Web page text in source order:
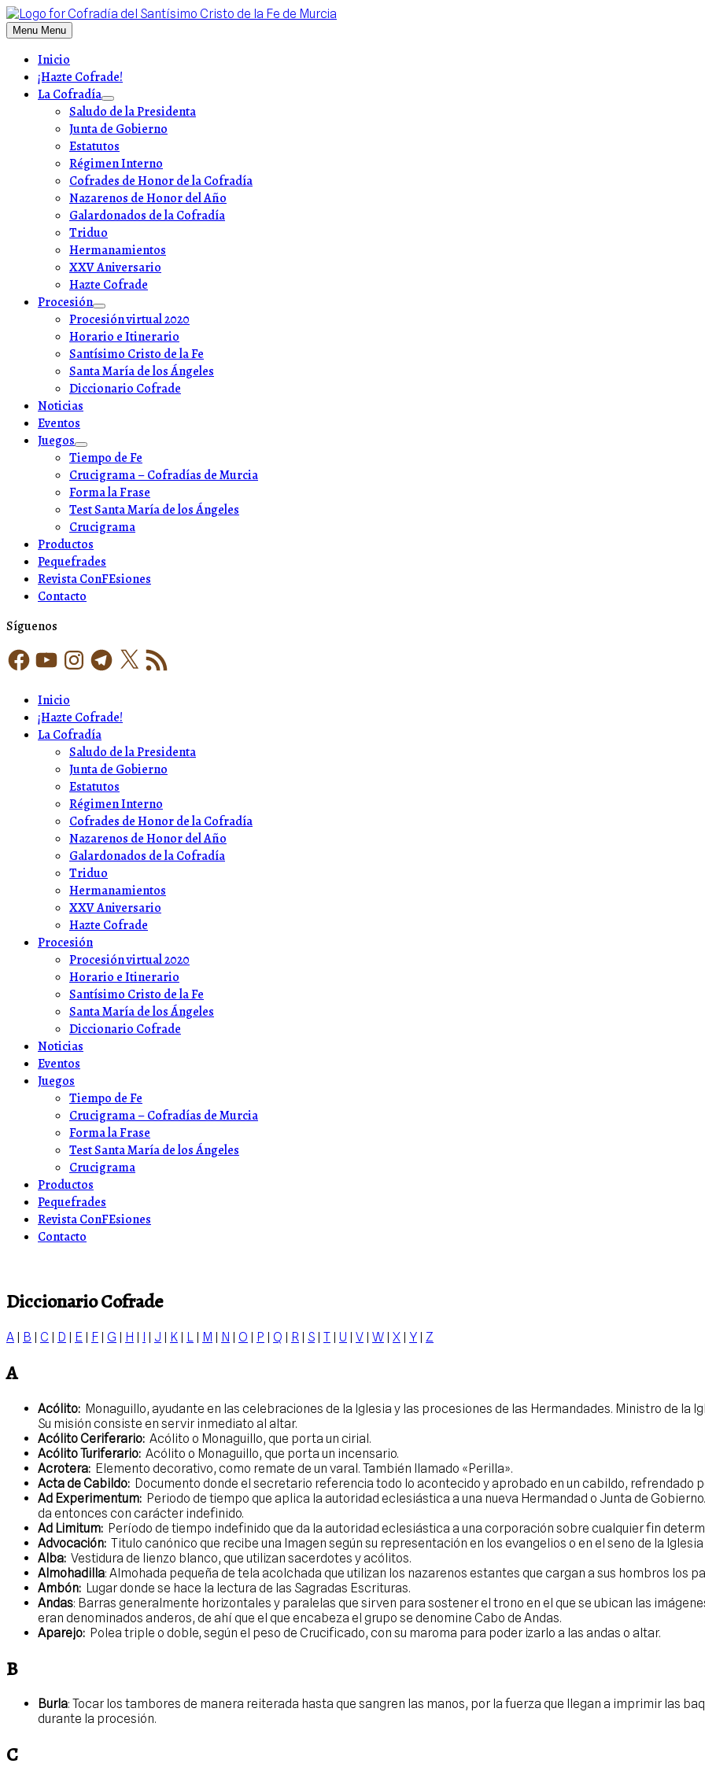
Skip
to
content
Menu Menu
Inicio
¡Hazte Cofrade!
La Cofradía
Show
sub
menu
Saludo de la Presidenta
Junta de Gobierno
Estatutos
Régimen Interno
Cofrades de Honor de la Cofradía
Nazarenos de Honor del Año
Galardonados de la Cofradía
Triduo
Hermanamientos
XXV Aniversario
Hazte Cofrade
Procesión
Show
sub
menu
Procesión virtual 2020
Horario e Itinerario
Santísimo Cristo de la Fe
Santa María de los Ángeles
Diccionario Cofrade
Noticias
Eventos
Juegos
Show
sub
menu
Tiempo de Fe
Crucigrama – Cofradías de Murcia
Forma la Frase
Test Santa María de los Ángeles
Crucigrama
Productos
Pequefrades
Revista ConFEsiones
Contacto
Síguenos
FacebookYouTubeInstagramTelegram
X Feed
RSS
Inicio
¡Hazte Cofrade!
La Cofradía
Saludo de la Presidenta
Junta de Gobierno
Estatutos
Régimen Interno
Cofrades de Honor de la Cofradía
Nazarenos de Honor del Año
Galardonados de la Cofradía
Triduo
Hermanamientos
XXV Aniversario
Hazte Cofrade
Procesión
Procesión virtual 2020
Horario e Itinerario
Santísimo Cristo de la Fe
Santa María de los Ángeles
Diccionario Cofrade
Noticias
Eventos
Juegos
Tiempo de Fe
Crucigrama – Cofradías de Murcia
Forma la Frase
Test Santa María de los Ángeles
Crucigrama
Productos
Pequefrades
Revista ConFEsiones
Contacto
Diccionario Cofrade
A | B | C | D | E | F | G | H | I | J | K | L | M | N | O | P | Q | R | S | T | U | V | W | X | Y | Z
A
Acólito: Monaguillo, ayudante en las celebraciones de la Iglesia y las procesiones de las Hermandades. Ministro de la
Su misión consiste en servir inmediato al altar.
Acólito Ceriferario: Acólito o Monaguillo, que porta un cirial.
Acólito Turiferario: Acólito o Monaguillo, que porta un incensario.
Acrotera: Elemento decorativo, como remate de un varal. También llamado «Perilla».
Acta de Cabildo: Documento donde el secretario referencia todo lo acontecido y aprobado en un cabildo, refrendado
Ad Experimentum: Periodo de tiempo que aplica la autoridad eclesiástica a una nueva Hermandad o Junta de
da entonces con carácter indefinido.
Ad Limitum: Período de tiempo indefinido que da la autoridad eclesiástica a una corporación sobre cualquier fin
Advocación: Titulo canónico que recibe una Imagen según su representación en los evangelios o en el seno de la
Alba: Vestidura de lienzo blanco, que utilizan sacerdotes y acólitos.
Almohadilla: Almohada pequeña de tela acolchada que utilizan los nazarenos estantes que cargan a sus hombros los
Ambón: Lugar donde se hace la lectura de las Sagradas Escrituras.
Andas: Barras generalmente horizontales y paralelas que sirven para sostener el trono en el que se ubican las
eran denominados anderos, de ahí que el que encabeza el grupo se denomine Cabo de Andas.
Aparejo: Polea triple o doble, según el peso de Crucificado, con su maroma para poder izarlo a las andas o altar.
B
Burla: Tocar los tambores de manera reiterada hasta que sangren las manos, por la fuerza que llegan a imprimir las
durante la procesión.
C